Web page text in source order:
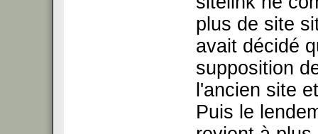
plus de site
avait décidé
supposition
l'ancien site
Puis le